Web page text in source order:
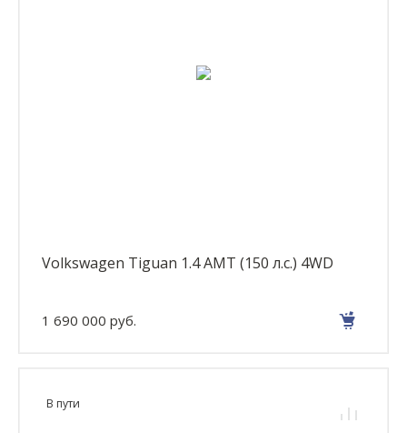
Volkswagen Tiguan 1.4 AMT (150 л.с.) 4WD
1 690 000 руб.
В пути